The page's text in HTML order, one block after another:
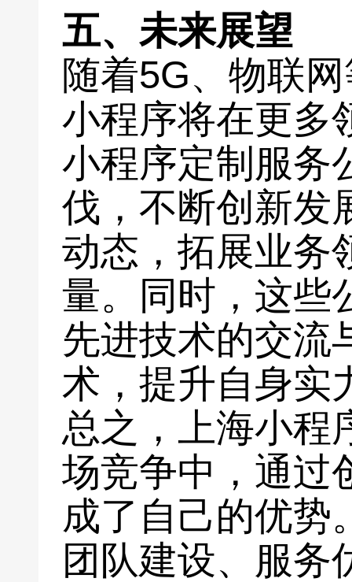
五、未来展望
随着5G、物联
小程序将在更多
小程序定制服务
伐，不断创新发
动态，拓展业务
量。同时，这些
先进技术的交流
术，提升自身实
总之，上海小程
场竞争中，通过
成了自己的优势
团队建设、服务